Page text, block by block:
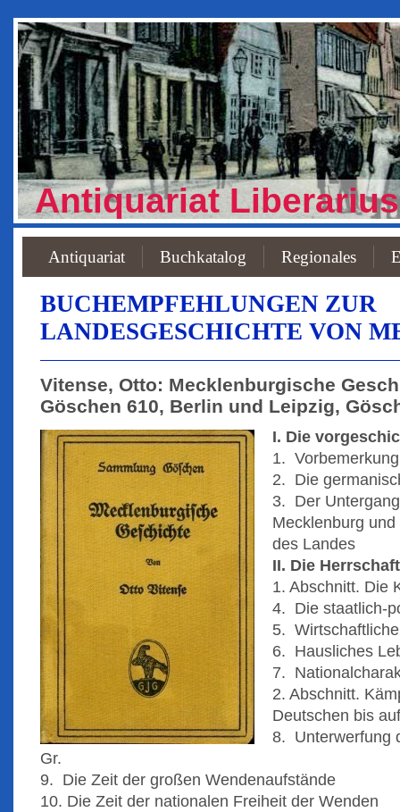
Antiquariat Liberarius
Antiquariat Buchkatalog Regionales
BUCHEMPFEHLUNGEN ZUR
LANDESGESCHICHTE VON
Vitense, Otto: Mecklenburgische
Göschen 610, Berlin und Leipzig,
I. Die
1. Vorbemerkung
2. Die
3. Der
Mecklenburg
des Landes
II. Die
1. Abschnitt. Die
4. Die staatlich-
5.
6. Hausliches
7.
2. Abschnitt.
Deutschen bis
8. Unterwerfung
Gr.
9. Die Zeit der großen Wendenaufstände
10. Die Zeit der nationalen Freiheit der Wenden